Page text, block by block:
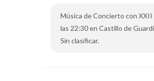
Música de Concierto con XXII
las 22:30 en Castillo de
Sin clasificar.